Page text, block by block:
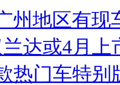
州地区有现
达或4月上
热门车特别